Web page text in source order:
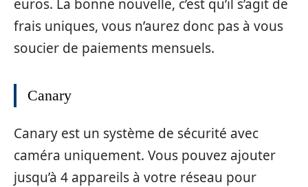
euros. La bonne nouvelle, c’est qu’il s’agit de
frais uniques, vous n’aurez donc pas à vous
soucier de paiements mensuels.
Canary
Canary est un système de sécurité avec
caméra uniquement. Vous pouvez ajouter
jusqu’à 4 appareils à votre réseau pour